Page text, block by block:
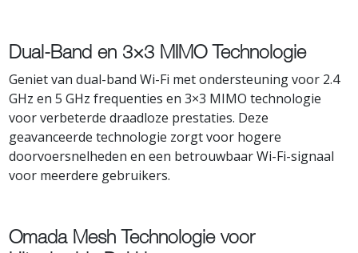
Dual-Band en 3×3 MIMO Technologie
Geniet van dual-band Wi-Fi met ondersteuning voor 2.4
GHz en 5 GHz frequenties en 3×3 MIMO technologie
voor verbeterde draadloze prestaties. Deze
geavanceerde technologie zorgt voor hogere
doorvoersnelheden en een betrouwbaar Wi-Fi-signaal
voor meerdere gebruikers.
Omada Mesh Technologie voor